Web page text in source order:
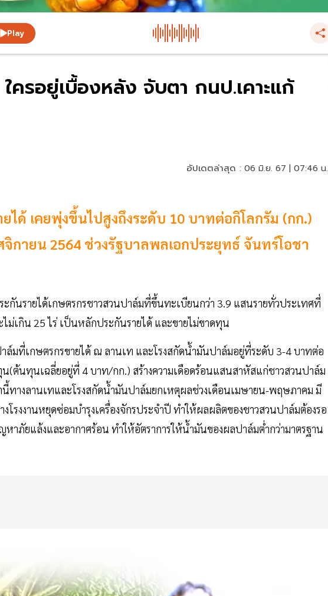
Play
ครอยู่เบื้องหลัง จับตา กนป.เคาะแก้
อัปเดตล่าสุด : 06 มิ.ย. 67 | 07:46 น.
ด้ เคยพุ่งขึ้นไปสูงถึงระดับ 10 บาทต่อกิโลกรัม (กก.)
กายน 2564 ช่วงรัฐบาลพลเอกประยุทธ์ จันทร์โอชา
ะกันรายได้เกษตรกรชาวสวนปาล์มที่ขึ้นทะเบียนกว่า 3.9 แสนรายทั่วประเทศที่
ม่เกิน 25 ไร่ เป็นหลักประกันรายได้ และขายไม่ขาดทุน
มที่เกษตรกรขายได้ ณ ลานเท และโรงสกัดนํ้ามันปาล์มอยู่ที่ระดับ 3-4 บาทต่อ
(ต้นทุนเฉลี่ยอยู่ที่ 4 บาท/กก.) สร้างความเดือดร้อนแสนสาหัสแก่ชาวสวนปาล์ม
ทางลานเทและโรงสกัดนํ้ามันปาล์มยกเหตุผลช่วงเดือนเมษายน-พฤษภาคม มี
รงงานหยุดซ่อมบำรุงเครื่องจักรประจำปี ทำให้ผลผลิตของชาวสวนปาล์มต้องรอ
ภัยแล้งและอากาศร้อน ทำให้อัตราการให้นํ้ามันของผลปาล์มตํ่ากว่ามาตรฐาน